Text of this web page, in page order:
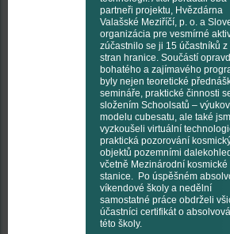
partneři projektu, Hvězdárna
Valašské Meziříčí, p. o. a
organizácia pre vesmírné
zúčastnilo se ji 15 účastníků z
stran hranice. Součástí
bohatého a zajímavého
byly nejen teoretické
semináře, praktické činnosti
složením Schoolsatů –
modelu cubesatu, ale také
vyzkoušeli virtuální
praktická pozorování
objektů pozemními
včetně Mezinárodní kosmické
stanice. Po úspěšném
víkendové školy a nedělní
samostatné práce obdrželi
účastníci certifikát o
této školy.